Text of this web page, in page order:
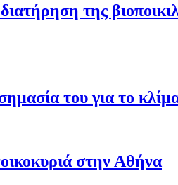
της
του για το
στην Αθήνα